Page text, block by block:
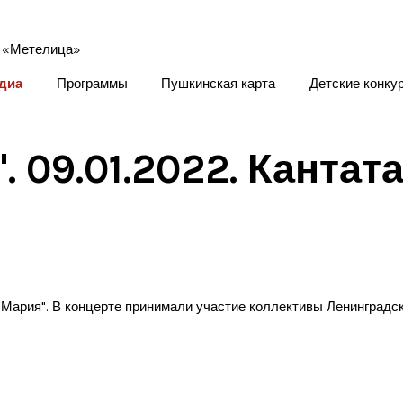
Программы Пушкинская карта Детские
В концерте принимали участие коллективы